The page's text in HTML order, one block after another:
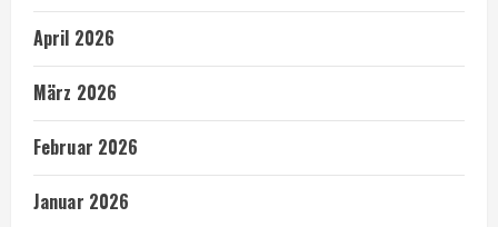
April 2026
März 2026
Februar 2026
Januar 2026